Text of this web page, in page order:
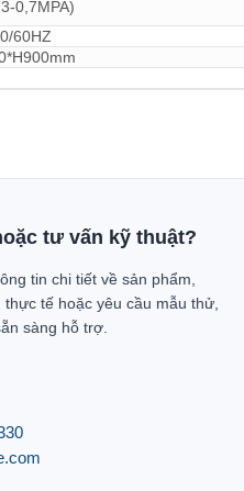
0,7MPA)
60HZ
tư vấn kỹ thuật?
tin chi tiết về sản phẩm,
tế hoặc yêu cầu mẫu thử,
sàng hỗ trợ.